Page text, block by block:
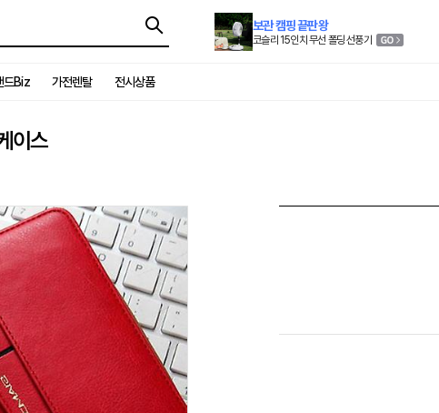
보관 캠핑 끝판왕
코슬리 15인치 무선 폴딩 선풍기
드Biz 가전렌탈 전시상품
이스